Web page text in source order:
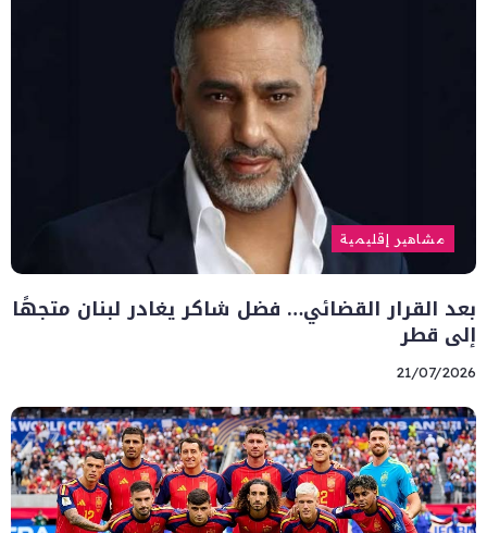
مشاهير إقليمية
بعد القرار القضائي… فضل شاكر يغادر لبنان متجهًا
إلى قطر
21/07/2026